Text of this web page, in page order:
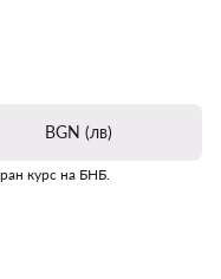
BGN (лв)
курс на БНБ.